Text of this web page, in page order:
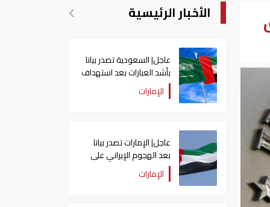
الأخبار الرئيسية
عاجل| السعودية تصدر بيانا
بأشد العبارات بعد استهداف
إيران لناقلة إماراتية
الإمارات
عاجل| الإمارات تصدر بيانا
بعد الهجوم الإيراني على
سفينة تابعة لـ"أدنوك"
الإمارات